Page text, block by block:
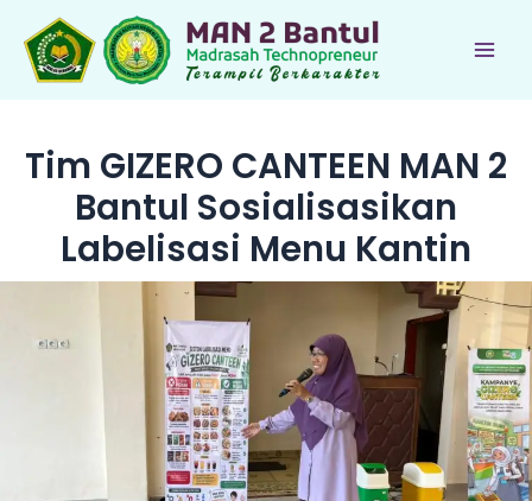
konten
Tim GIZERO CANTEEN MAN 2
Bantul Sosialisasikan
Labelisasi Menu Kantin